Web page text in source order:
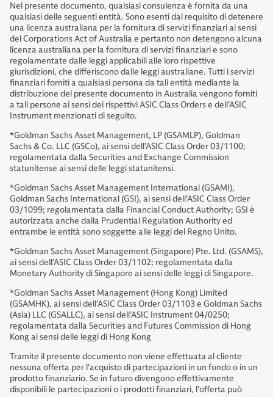
Nel presente documento, qualsiasi consulenza è fornita da una
qualsiasi delle seguenti entità. Sono esenti dal requisito di detenere
una licenza australiana per la fornitura di servizi finanziari ai sensi
del Corporations Act of Australia e pertanto non detengono alcuna
licenza australiana per la fornitura di servizi finanziari e sono
regolamentate dalle leggi applicabili alle loro rispettive
giurisdizioni, che differiscono dalle leggi australiane. Tutti i servizi
finanziari forniti a qualsiasi persona da tali entità mediante la
distribuzione del presente documento in Australia vengono forniti
a tali persone ai sensi dei rispettivi ASIC Class Orders e dell’ASIC
Instrument menzionati di seguito.
*Goldman Sachs Asset Management, LP (GSAMLP), Goldman
Sachs & Co. LLC (GSCo), ai sensi dell’ASIC Class Order 03/1100;
regolamentata dalla Securities and Exchange Commission
statunitense ai sensi delle leggi statunitensi.
*Goldman Sachs Asset Management International (GSAMI),
Goldman Sachs International (GSI), ai sensi dell’ASIC Class Order
03/1099; regolamentata dalla Financial Conduct Authority; GSI è
autorizzata anche dalla Prudential Regulation Authority ed
entrambe le entità sono soggette alle leggi del Regno Unito.
*Goldman Sachs Asset Management (Singapore) Pte. Ltd. (GSAMS),
ai sensi dell’ASIC Class Order 03/1102; regolamentata dalla
Monetary Authority di Singapore ai sensi delle leggi di Singapore.
*Goldman Sachs Asset Management (Hong Kong) Limited
(GSAMHK), ai sensi dell’ASIC Class Order 03/1103 e Goldman Sachs
(Asia) LLC (GSALLC), ai sensi dell’ASIC Instrument 04/0250;
regolamentata dalla Securities and Futures Commission di Hong
Kong ai sensi delle leggi di Hong Kong
Tramite il presente documento non viene effettuata al cliente
nessuna offerta per l’acquisto di partecipazioni in un fondo o in un
prodotto finanziario. Se in futuro divengono effettivamente
disponibili le partecipazioni o i prodotti finanziari, l’offerta può